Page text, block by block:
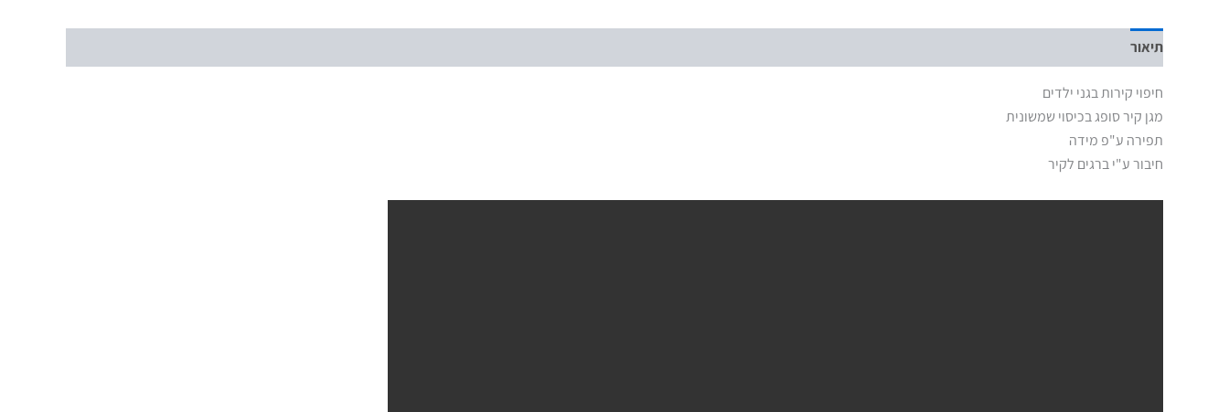
תיאור
חיפוי קירות בגני ילדים
מגן קיר סופג בכיסוי שמשונית
תפירה ע"פ מידה
חיבור ע"י ברגים לקיר